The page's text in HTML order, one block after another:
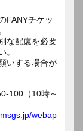
FANYチケッ
な配慮を必要
。
いする場合が
100（10時～
webap